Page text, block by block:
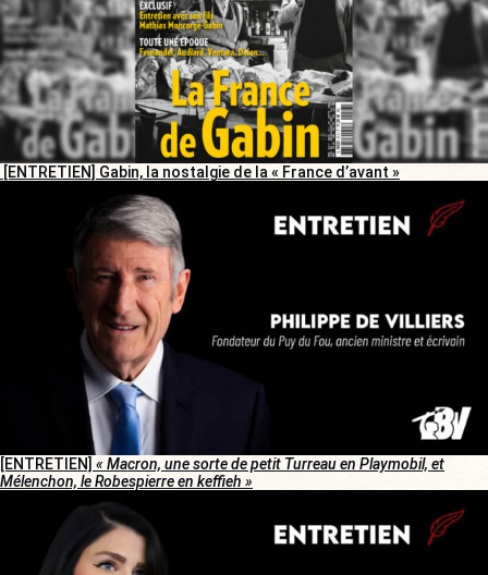
[ENTRETIEN] Gabin, la nostalgie de la « France d’avant »
[ENTRETIEN] « Macron, une sorte de petit Turreau en Playmobil, et
Mélenchon, le Robespierre en keffieh »